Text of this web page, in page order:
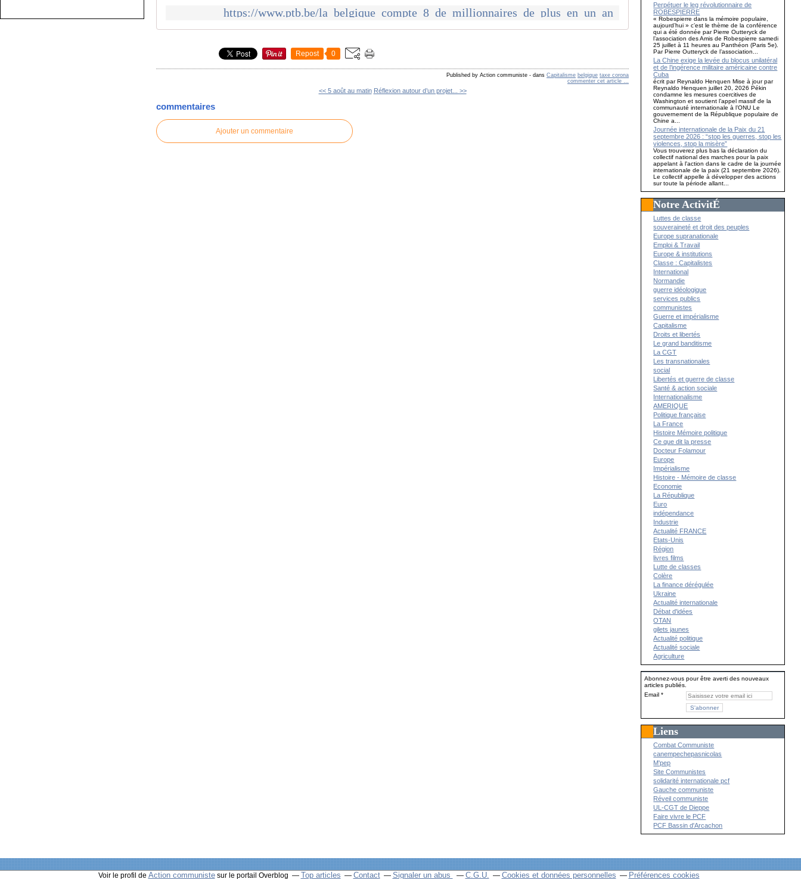
https://www.ptb.be/la_belgique_compte_8_de_millionnaires_de_plus_en_un_an
Repost 0
Published by Action communiste - dansCapitalisme belgique taxe corona
commenter cet article …
<< 5 août au matin Réflexion autour d’un projet... >>
commentaires
Ajouter un commentaire
Perpétuer le leg révolutionnaire de
ROBESPIERRE
« Robespierre dans la mémoire populaire,
aujourd’hui » c’est le thème de la conférence
qui a été donnée par Pierre Outteryck de
l’association des Amis de Robespierre samedi
25 juillet à 11 heures au Panthéon (Paris 5e).
Par Pierre Outteryck de l’association...
La Chine exige la levée du blocus unilatéral
et de l’ingérence militaire américaine contre
Cuba
écrit par Reynaldo Henquen Mise à jour par
Reynaldo Henquen juillet 20, 2026 Pékin
condamne les mesures coercitives de
Washington et soutient l’appel massif de la
communauté internationale à l’ONU Le
gouvernement de la République populaire de
Chine a...
Journée internationale de la Paix du 21
septembre 2026 : “stop les guerres, stop les
violences, stop la misère”
Vous trouverez plus bas la déclaration du
collectif national des marches pour la paix
appelant à l'action dans le cadre de la journée
internationale de la paix (21 septembre 2026).
Le collectif appelle à développer des actions
sur toute la période allant...
Notre ActivitÉ
Luttes de classe
souveraineté et droit des peuples
Europe supranationale
Emploi & Travail
Europe & institutions
Classe : Capitalistes
International
Normandie
guerre idéologique
services publics
communistes
Guerre et impérialisme
Capitalisme
Droits et libertés
Le grand banditisme
La CGT
Les transnationales
social
Libertés et guerre de classe
Santé & action sociale
Internationalisme
AMERIQUE
Politique française
La France
Histoire Mémoire politique
Ce que dit la presse
Docteur Folamour
Europe
Impérialisme
Histoire - Mémoire de classe
Economie
La République
Euro
indépendance
Industrie
Actualité FRANCE
Etats-Unis
Région
livres films
Lutte de classes
Colère
La finance dérégulée
Ukraine
Actualité internationale
Débat d'idées
OTAN
gilets jaunes
Actualité politique
Actualité sociale
Agriculture
Abonnez-vous pour être averti des nouveaux
articles publiés.
Email
Liens
Combat Communiste
canempechepasnicolas
M'pep
Site Communistes
solidarité internationale pcf
Gauche communiste
Réveil communiste
UL-CGT de Dieppe
Faire vivre le PCF
PCF Bassin d'Arcachon
Voir le profil de Action communistesur le portail Overblog Top articles Contact Signaler un abus C.G.U. Cookies et données personnelles Préférences cookies